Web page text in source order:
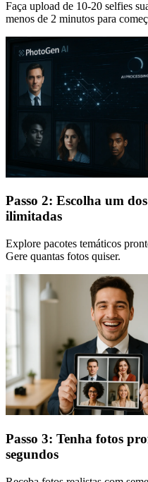
Faça upload de 10-20 selfies
menos de 2 minutos para
Passo 2: Escolha um
ilimitadas
Explore pacotes temáticos
Gere quantas fotos quiser.
Passo 3: Tenha fotos
segundos